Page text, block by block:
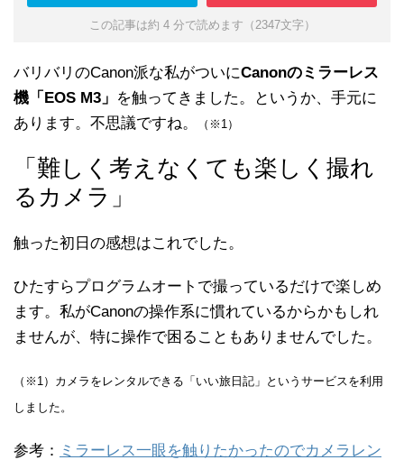
この記事は約 4 分で読めます（2347文字）
バリバリのCanon派な私がついにCanonのミラーレス
機「EOS M3」 を触ってきました。というか、手元に
あります。不思議ですね。
（※1）
「難しく考えなくても楽しく撮れ
るカメラ」
触った初日の感想はこれでした。
ひたすらプログラムオートで撮っているだけで楽しめ
ます。私がCanonの操作系に慣れているからかもしれ
ませんが、特に操作で困ることもありませんでした。
（※1）カメラをレンタルできる「いい旅日記」というサービスを利用
しました。
参考： ミラーレス一眼を触りたかったのでカメラレン